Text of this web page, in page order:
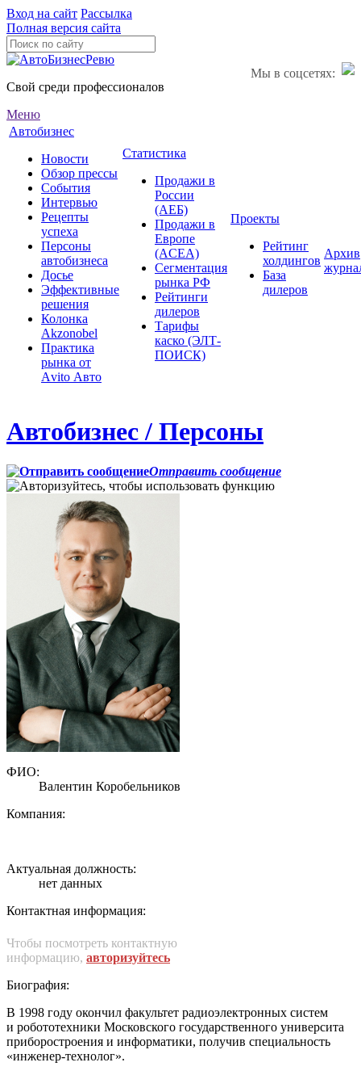
Вход на сайт Рассылка
Полная версия сайта
Мы в соцсетях:
Свой среди профессионалов
Меню
Автобизнес
Новости
Обзор прессы
События
Интервью
Рецепты
успеха
Персоны
автобизнеса
Досье
Эффективные
решения
Колонка
Akzonobel
Практика
рынка от
Аvito Авто
Статистика
Продажи в
России
(АЕБ)
Продажи в
Европе
(ACEA)
Сегментация
рынка РФ
Рейтинги
дилеров
Тарифы
каско (ЭЛТ-
ПОИСК)
Проекты
Рейтинг
холдингов
База
дилеров
Архив
Автобизнес / Персоны
Отправить сообщение
ФИО:
Валентин Коробельников
Компания:
Актуальная должность:
нет данных
Контактная информация:
Чтобы посмотреть контактную
информацию, авторизуйтесь
Биография:
В 1998 году окончил факультет радиоэлектронных систем
и робототехники Московского государственного университа
приборостроения и информатики, получив специальность
«инженер-технолог».